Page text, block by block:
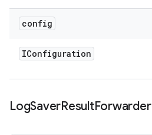
config
IConfiguration
LogSaverResultForwarder